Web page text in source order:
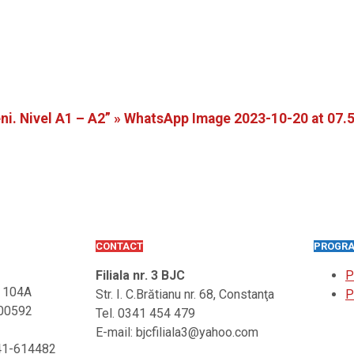
Nivel A1 – A2” » WhatsApp Image 2023-10-20 at
104A
614482
CONTACT
Filiala nr. 3 BJC
Str. I. C.Brătianu nr. 68, Constanţa
Tel. 0341 454 479
E-mail: bjcfiliala3@yahoo.com